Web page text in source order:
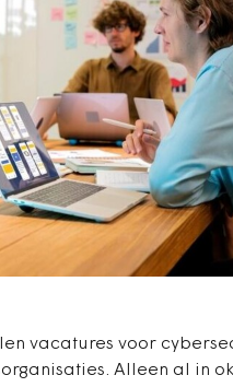
vacatures voor
Alleen al in